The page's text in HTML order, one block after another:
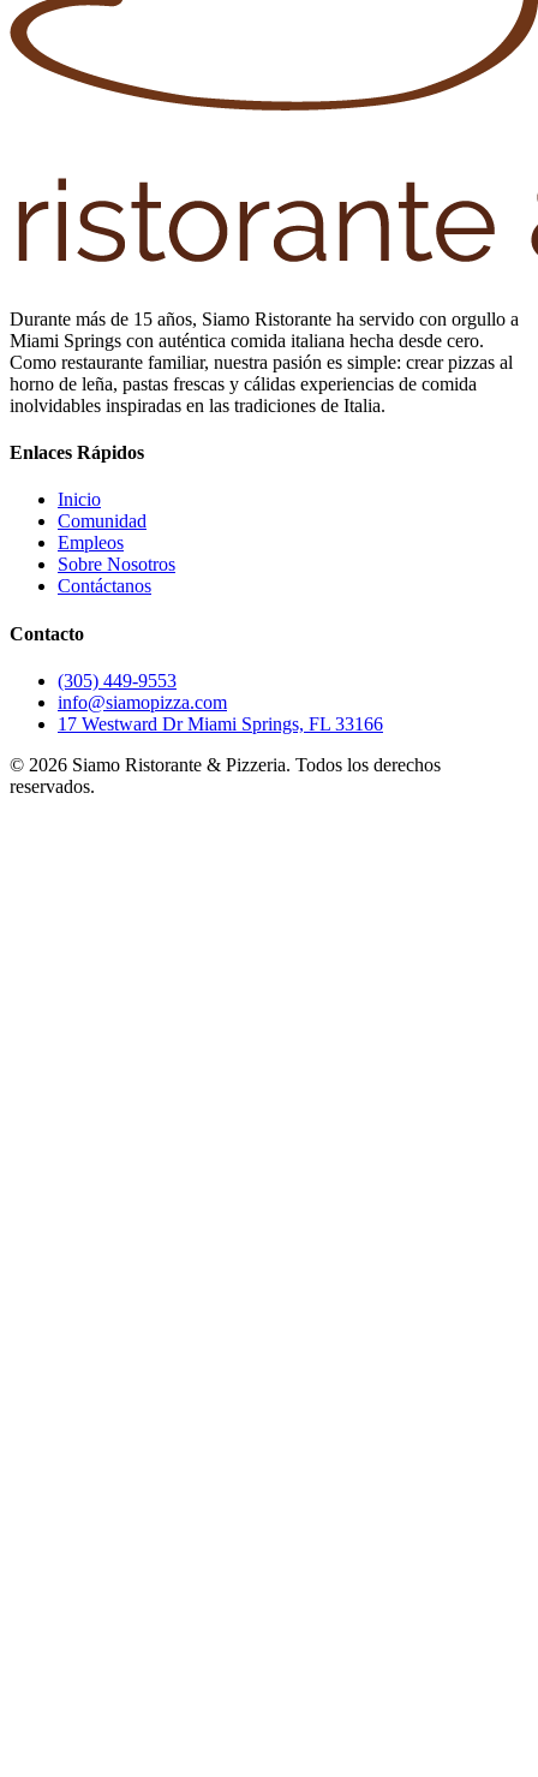
Durante más de 15 años, Siamo Ristorante ha servido con orgullo a
Miami Springs con auténtica comida italiana hecha desde cero.
Como restaurante familiar, nuestra pasión es simple: crear pizzas al
horno de leña, pastas frescas y cálidas experiencias de comida
inolvidables inspiradas en las tradiciones de Italia.
Enlaces Rápidos
Inicio
Comunidad
Empleos
Sobre Nosotros
Contáctanos
Contacto
(305) 449-9553
info@siamopizza.com
17 Westward Dr Miami Springs, FL 33166
© 2026 Siamo Ristorante & Pizzeria. Todos los derechos
reservados.